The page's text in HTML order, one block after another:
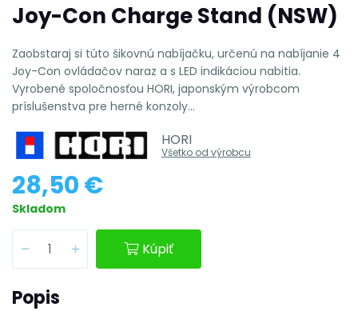
Joy-Con Charge Stand (NSW)
Zaobstaraj si túto šikovnú nabíjačku, určenú na nabíjanie 4
Joy-Con ovládačov naraz a s LED indikáciou nabitia.
Vyrobené spoločnosťou HORI, japonským výrobcom
príslušenstva pre herné konzoly...
HORI
Všetko od výrobcu
28,50 €
Skladom
Kúpiť
Popis